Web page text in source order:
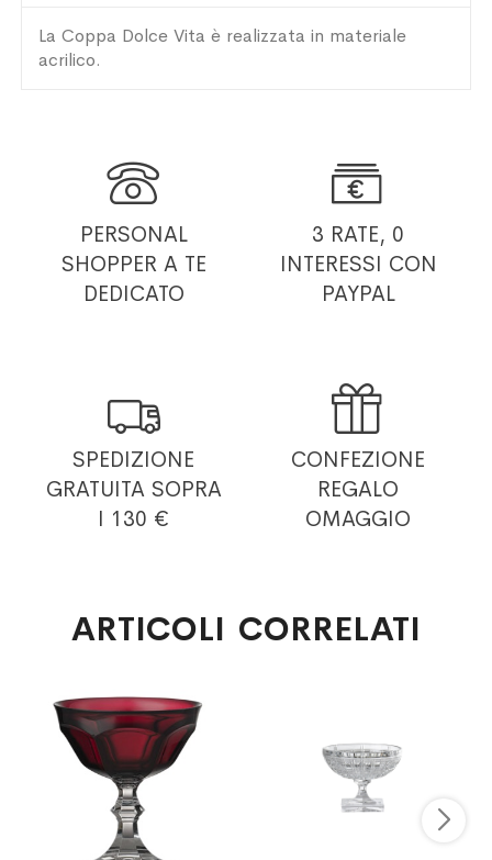
La Coppa Dolce Vita è realizzata in materiale
acrilico.

PERSONAL
SHOPPER A TE
DEDICATO

3 RATE, 0
INTERESSI CON
PAYPAL

SPEDIZIONE
GRATUITA SOPRA
I 130 €

CONFEZIONE
REGALO
OMAGGIO
ARTICOLI CORRELATI